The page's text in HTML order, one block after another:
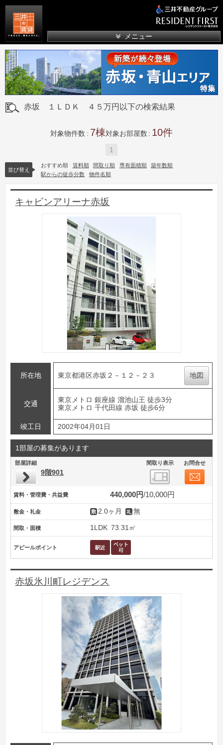
メニュー
赤坂 １ＬＤＫ ４５万円以下の検索結果
対象物件数 7 対象お部屋数 10
1
並び替え
おすすめ順 賃料順 間取り順 専有面積順
築年数順
駅からの徒歩分数
物件名順
キャビンアリーナ赤坂
所在地 東京都港区赤坂２－１２－２３ 地図
交通
東京メトロ 銀座線 溜池山王 徒歩3分
東京メトロ 千代田線 赤坂 徒歩6分
竣工日 2002年04月01日
1部屋の募集があります
部屋詳細 間取り表示 お問合せ
9階901
賃料・管理費・共益費 440,000円 10,000円
敷金・礼金 2.0ヶ月 無
間取・面積 1LDK 73.31㎡
アピールポイント
赤坂氷川町レジデンス